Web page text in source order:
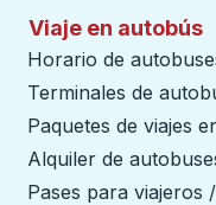
Viaje en autobús
Horario de
Terminales de
Paquetes de viajes
Alquiler de
Pases para viajeros